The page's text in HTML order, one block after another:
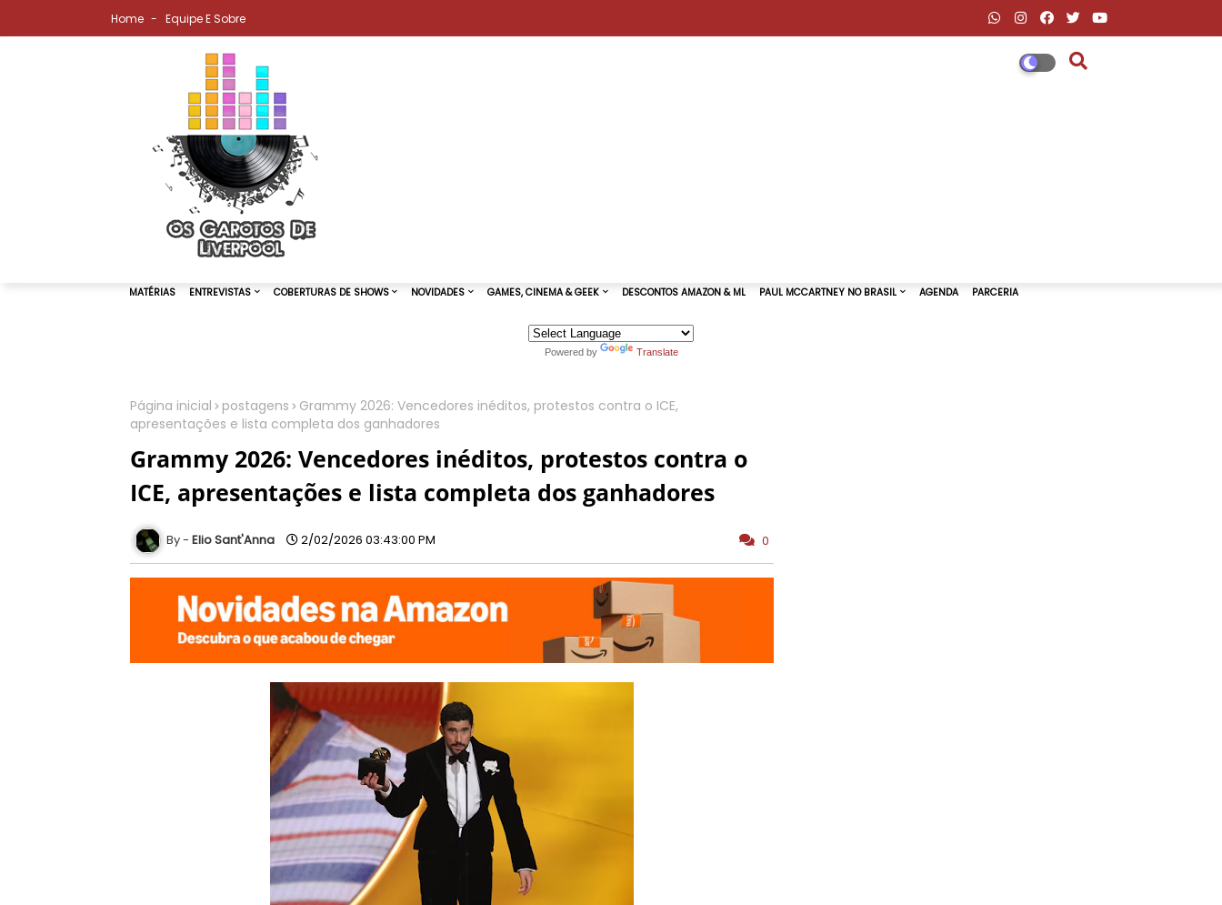
Home Equipe E Sobre
Powered by Translate
Página inicial postagens
Grammy 2026: Vencedores inéditos, protestos contra o ICE,
apresentações e lista completa dos ganhadores
Grammy 2026: Vencedores inéditos, protestos contra o
ICE, apresentações e lista completa dos ganhadores
Elio Sant'Anna 2/02/2026 03:43:00 PM 0